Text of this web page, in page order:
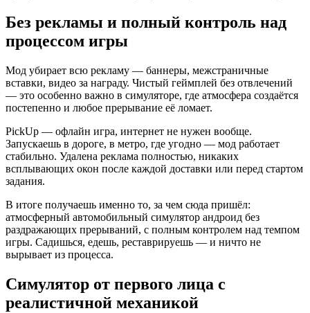
Без рекламы и полный контроль над
процессом игры
Мод убирает всю рекламу — баннеры, межстраничные
вставки, видео за награду. Чистый геймплей без отвлечений
— это особенно важно в симуляторе, где атмосфера создаётся
постепенно и любое прерывание её ломает.
PickUp — офлайн игра, интернет не нужен вообще.
Запускаешь в дороге, в метро, где угодно — мод работает
стабильно. Удалена реклама полностью, никаких
всплывающих окон после каждой доставки или перед стартом
задания.
В итоге получаешь именно то, за чем сюда пришёл:
атмосферный автомобильный симулятор андроид без
раздражающих прерываний, с полным контролем над темпом
игры. Садишься, едешь, реставрируешь — и ничто не
вырывает из процесса.
Симулятор от первого лица с
реалистичной механикой